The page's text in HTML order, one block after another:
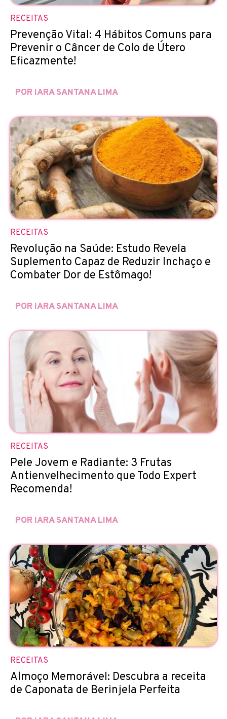
RECEITAS
Prevenção Vital: 4 Hábitos Comuns para
Prevenir o Câncer de Colo de Útero
Eficazmente!
POR IARA SANTANA LIMA
RECEITAS
Revolução na Saúde: Estudo Revela
Suplemento Capaz de Reduzir Inchaço e
Combater Dor de Estômago!
POR IARA SANTANA LIMA
RECEITAS
Pele Jovem e Radiante: 3 Frutas
Antienvelhecimento que Todo Expert
Recomenda!
POR IARA SANTANA LIMA
RECEITAS
Almoço Memorável: Descubra a receita
de Caponata de Berinjela Perfeita